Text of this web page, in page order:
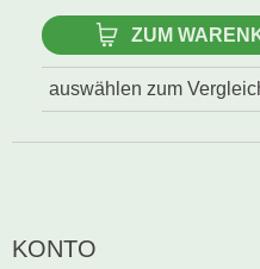
ZUM
auswählen zum
KONTO